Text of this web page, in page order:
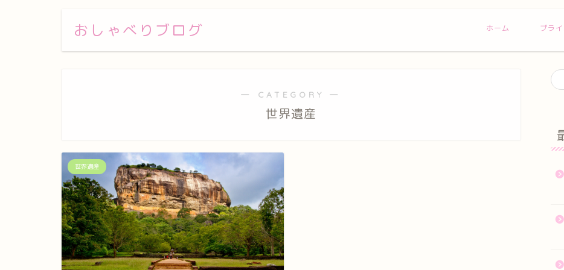
おしゃべりブログ ホーム プラ
― CATEGORY ―
世界遺産
世界遺産